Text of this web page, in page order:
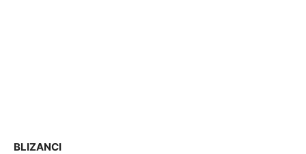
BLIZANCI